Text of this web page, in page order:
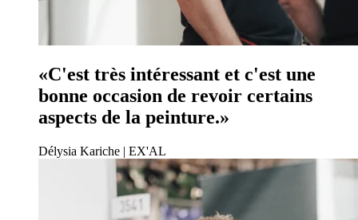
«C'est très intéressant et c'est une
bonne occasion de revoir certains
aspects de la peinture.»
Délysia Kariche | EX'AL